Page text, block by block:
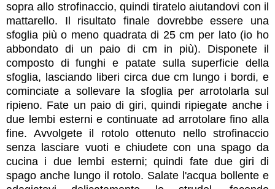
sopra allo strofinaccio, quindi tiratelo aiutandovi con il
mattarello. Il risultato finale dovrebbe essere una
sfoglia più o meno quadrata di 25 cm per lato (io ho
abbondato di un paio di cm in più). Disponete il
composto di funghi e patate sulla superficie della
sfoglia, lasciando liberi circa due cm lungo i bordi, e
cominciate a sollevare la sfoglia per arrotolarla sul
ripieno. Fate un paio di giri, quindi ripiegate anche i
due lembi esterni e continuate ad arrotolare fino alla
fine. Avvolgete il rotolo ottenuto nello strofinaccio
senza lasciare vuoti e chiudete con una spago da
cucina i due lembi esterni; quindi fate due giri di
spago anche lungo il rotolo. Salate l'acqua bollente e